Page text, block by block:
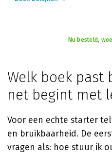
Nu besteld,
Welk boek past
net begint met
Voor een echte starter
en bruikbaarheid. De
vragen als: hoe stuur ik